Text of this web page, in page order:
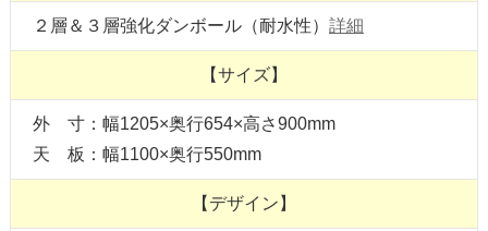
２層＆３層強化ダンボール（耐水性） 詳細
【サイズ】
外 寸：幅1205×奥行654×高さ900mm
天 板：幅1100×奥行550mm
【デザイン】